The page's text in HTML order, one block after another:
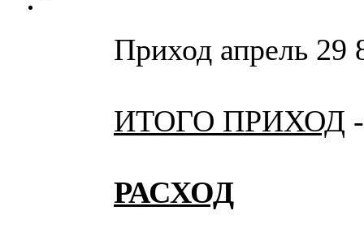
Приход апрель 29
ИТОГО ПРИХОД
РАСХОД